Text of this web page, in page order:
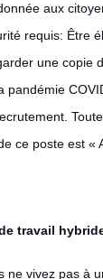
aux
requis: Être
une copie
pandémie
ce poste est «
travail
ne vivez pas à